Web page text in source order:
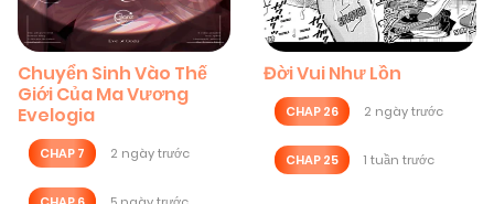
Chuyển Sinh Vào Thế
Giới Của Ma Vương
Evelogia
CHAP 7 2 ngày trước
Đời Vui Như Lồn
CHAP 26 2 ngày trước
CHAP 25 1 tuần trước